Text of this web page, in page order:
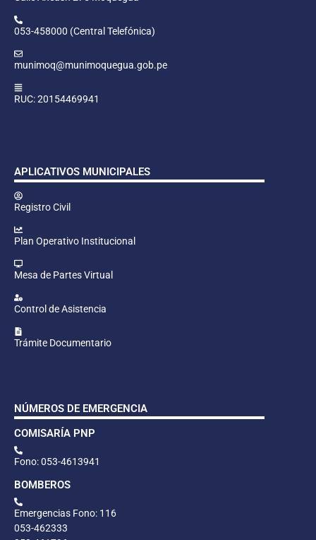
053-458000 (Central Telefónica)
munimoq@munimoquegua.gob.pe
RUC: 20154469941
APLICATIVOS MUNICIPALES
Registro Civil
Plan Operativo Institucional
Mesa de Partes Virtual
Control de Asistencia
Trámite Documentario
NÚMEROS DE EMERGENCIA
COMISARÍA PNP
Fono: 053-4613941
BOMBEROS
Emergencias Fono: 116
053-462333